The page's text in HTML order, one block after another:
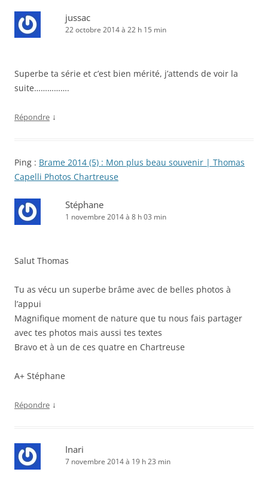
jussac
22 octobre 2014 à 22 h 15 min
Superbe ta série et c’est bien mérité, j’attends de voir la
suite…………….
Répondre ↓
Ping : Brame 2014 (5) : Mon plus beau souvenir | Thomas
Capelli Photos Chartreuse
Stéphane
1 novembre 2014 à 8 h 03 min
Salut Thomas
Tu as vécu un superbe brâme avec de belles photos à
l’appui
Magnifique moment de nature que tu nous fais partager
avec tes photos mais aussi tes textes
Bravo et à un de ces quatre en Chartreuse
A+ Stéphane
Répondre ↓
Inari
7 novembre 2014 à 19 h 23 min